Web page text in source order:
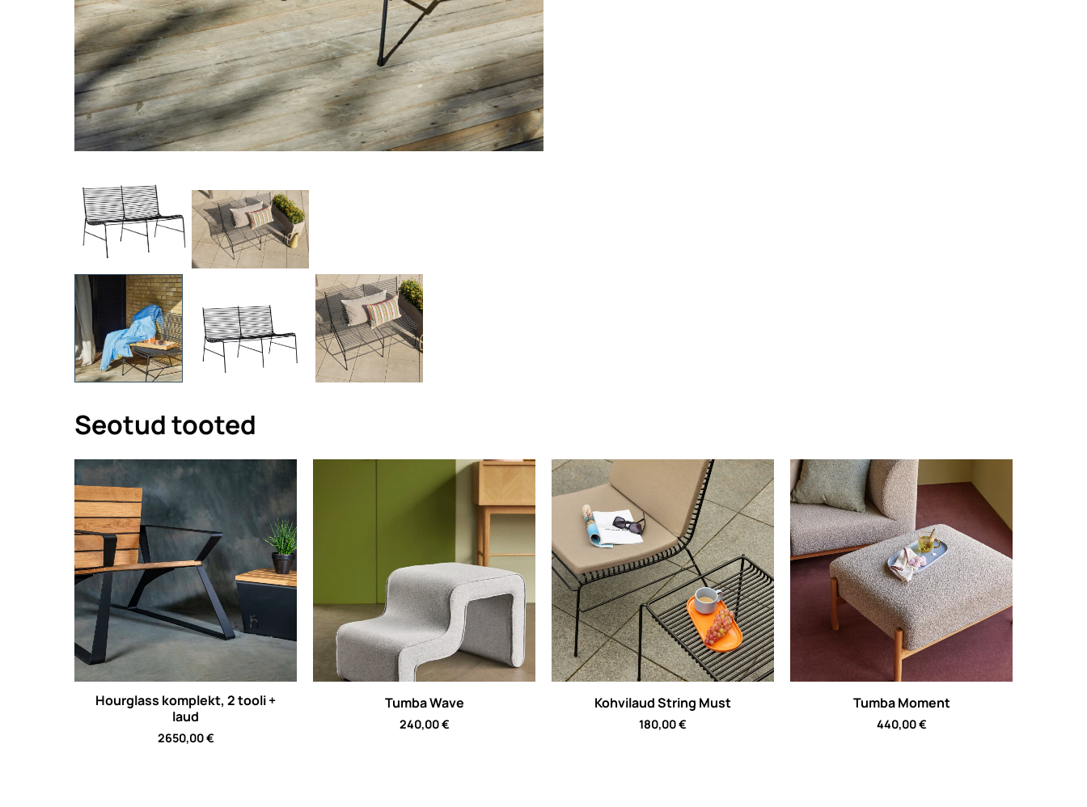
Seotud tooted
Hourglass komplekt, 2 tooli +
laud
2650,00€
Tumba Wave
240,00€
Kohvilaud String Must
180,00€
Tumba Moment
440,00€